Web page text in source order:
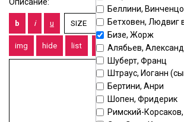
Беллини, Винченцо
Бетховен, Людвиг
Бизе, Жорж
Алябьев,
Шуберт, Франц
Штраус, Иоганн
Бертини, Анри
Шопен, Фридерик
Римский-